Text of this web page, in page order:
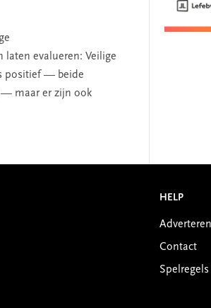
laten evalueren: Veilige
positief — beide
maar er zijn ook
HELP
Adverteren
Contact
Spelregels